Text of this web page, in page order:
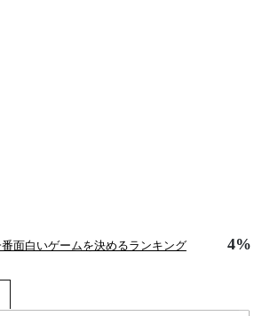
面白いゲームを決めるランキング 4%